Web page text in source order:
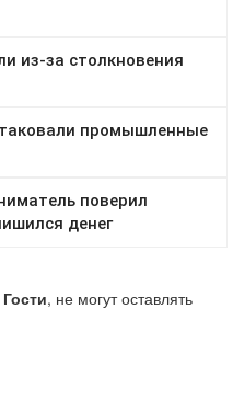
Гости, не могут оставлять